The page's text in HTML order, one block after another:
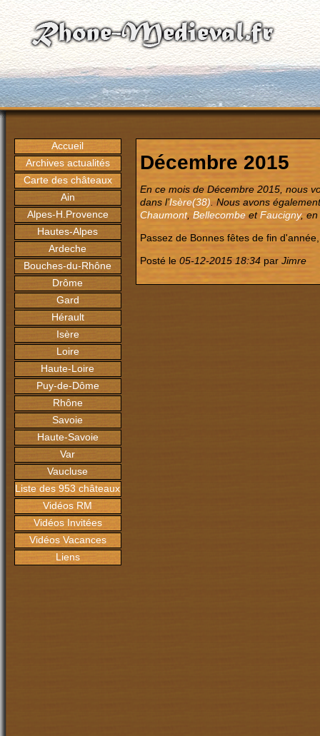
Accueil
Archives actualités
Carte des châteaux
Ain
Alpes-H.Provence
Hautes-Alpes
Ardeche
Bouches-du-Rhône
Drôme
Gard
Hérault
Isère
Loire
Haute-Loire
Puy-de-Dôme
Rhône
Savoie
Haute-Savoie
Var
Vaucluse
Liste des 953 châteaux
Vidéos RM
Vidéos Invitées
Vidéos Vacances
Liens
Décembre 2015
En ce mois de Décembre 2015, nous
dans l’Isère(38) . Nous avons
Chaumont, Bellecombe etFaucigny, en
Passez de Bonnes fêtes de fin
Posté le 05-12-2015 18:34 par Jimre